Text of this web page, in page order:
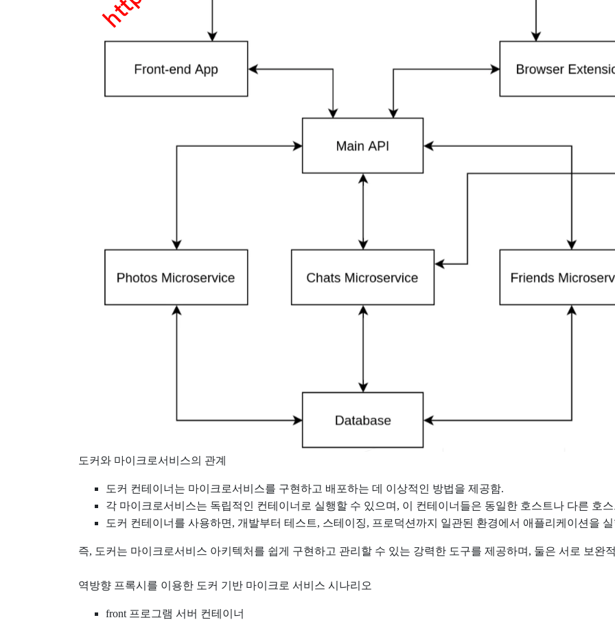
도커와 마이크로서비스의 관계
도커 컨테이너는 마이크로서비스를 구현하고 배포하는 데 이상적인 방법을 제공함.
각 마이크로서비스는 독립적인 컨테이너로 실행할 수 있으며, 이 컨테이너들은 동일한 호스트나 다른 호
도커 컨테이너를 사용하면, 개발부터 테스트, 스테이징, 프로덕션까지 일관된 환경에서 애플리케이션을
즉, 도커는 마이크로서비스 아키텍처를 쉽게 구현하고 관리할 수 있는 강력한 도구를 제공하며, 둘은 서로 보완
역방향 프록시를 이용한 도커 기반 마이크로 서비스 시나리오
front 프로그램 서버 컨테이너